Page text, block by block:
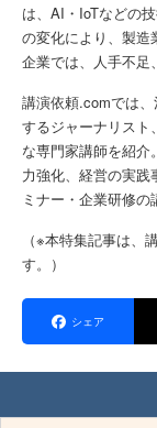
シェア
は、AI・IoTなどの
の変化により、製造
企業では、人手不足
講演依頼.comでは
するジャーナリスト
な専門家講師を紹
力強化、経営の実
ミナー・企業研修の
（※本特集記事は、
す。）